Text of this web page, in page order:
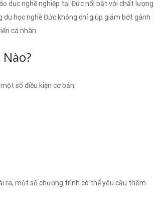
dục nghề nghiệp tại Đức nổi bật với chất lượng
du học nghề Đức không chỉ giúp giảm bớt gánh
cá nhân.
số điều kiện cơ bản:
ra, một số chương trình có thể yêu cầu thêm